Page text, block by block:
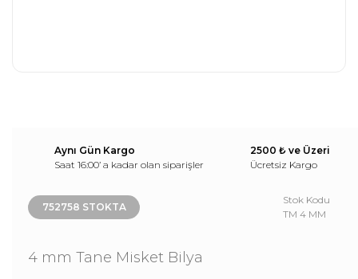
Aynı Gün Kargo
Saat 16:00’ a kadar olan siparişler
2500 ₺ ve Üzeri
Ücretsiz Kargo
752758 STOKTA
Stok Kodu
TM 4 MM
4 mm Tane Misket Bilya